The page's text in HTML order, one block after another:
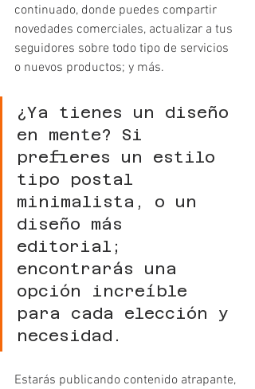
continuado, donde puedes compartir
novedades comerciales, actualizar a tus
seguidores sobre todo tipo de servicios
o nuevos productos; y más.
¿Ya tienes un diseño
en mente? Si
prefieres un estilo
tipo postal
minimalista, o un
diseño más
editorial;
encontrarás una
opción increíble
para cada elección y
necesidad.
Estarás publicando contenido atrapante,